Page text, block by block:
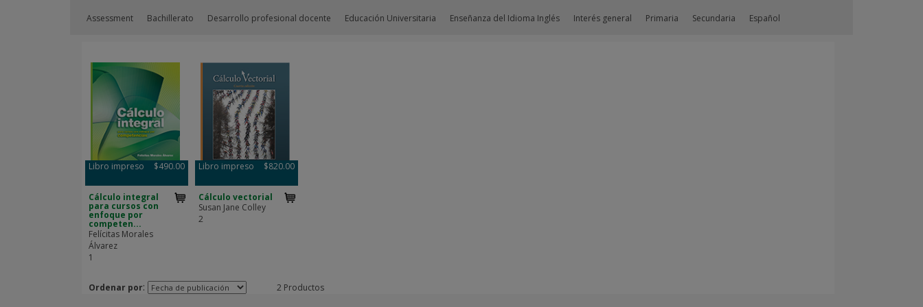
Assessment Bachillerato Desarrollo profesional docente Educación Universitaria Enseñanza del Idioma Inglés Interés general Primaria Secundaria Español
Libro impreso $490.00
Cálculo integral
para cursos con
enfoque por
competen...
Felícitas Morales
Álvarez
1
Libro impreso $820.00
Cálculo vectorial
Susan Jane Colley
2
Ordenar por: 2 Productos